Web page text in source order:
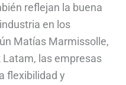
reflejan la buena
en los
Matías Marmissolle,
Latam, las empresas
flexibilidad y